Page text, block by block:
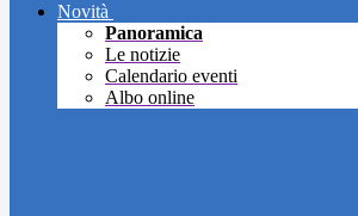
Novità
Panoramica
Le notizie
Calendario eventi
Albo online